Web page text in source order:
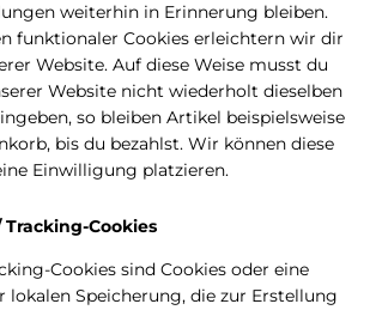
weiterhin in Erinnerung bleiben.
funktionaler Cookies erleichtern wir dir
Website. Auf diese Weise musst du
Website nicht wiederholt dieselben
so bleiben Artikel beispielsweise
bis du bezahlst. Wir können diese
Einwilligung platzieren.
Cookies
Cookies sind Cookies oder eine
lokalen Speicherung, die zur Erstellung